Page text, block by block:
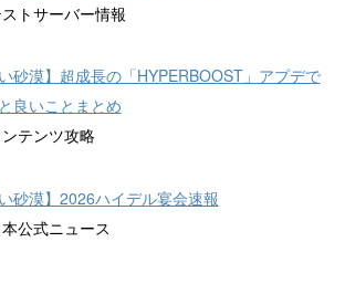
トサーバー情報
い砂漠】超成長の「HYPERBOOST」アプデで
良いことまとめ
テンツ攻略
い砂漠】2026ハイデル宴会速報
公式ニュース